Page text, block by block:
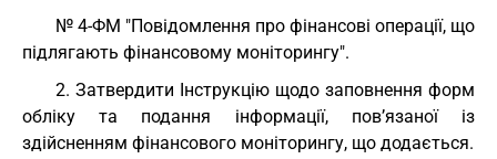
№ 4-ФМ "Повідомлення про фінансові операції, що
підлягають фінансовому моніторингу".
2. Затвердити Інструкцію щодо заповнення форм
обліку та подання інформації, пов’язаної із
здійсненням фінансового моніторингу, що додається.